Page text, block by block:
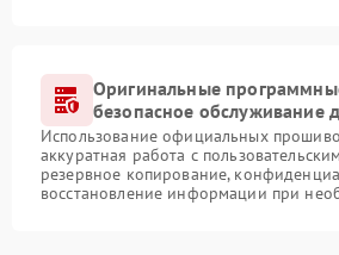
Оригинальные
безопасное обслуживание
Использование официальных
аккуратная работа с
резервное копирование,
восстановление информации при